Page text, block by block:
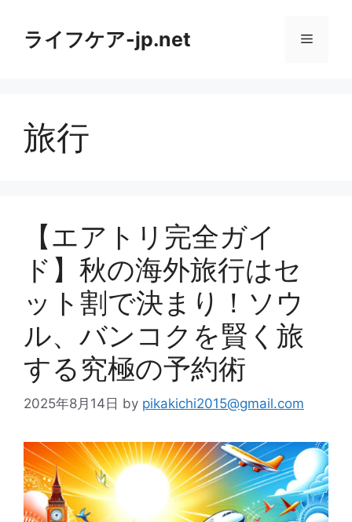
ライフケア-jp.net メ
旅行
【エアトリ完全ガイ
ド】秋の海外旅行はセ
ット割で決まり！ソウ
ル、バンコクを賢く旅
する究極の予約術
2025年8月14日 by pikakichi2015@gmail.com